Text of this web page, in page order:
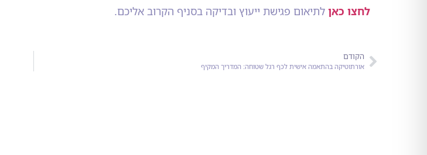
לחצו כאן לתיאום פגישת ייעוץ ובדיקה בסניף הקרוב אליכם.
הקודם
אורתוטיקה בהתאמה אישית לכף רגל שטוחה: המדריך המקיף